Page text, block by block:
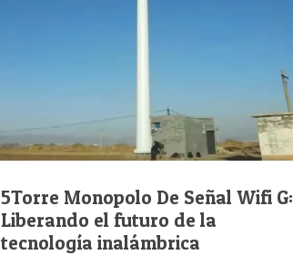
5Torre Monopolo De Señal Wifi G:
Liberando el futuro de la
tecnología inalámbrica